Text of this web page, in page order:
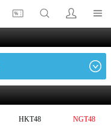
HKT48 NGT48